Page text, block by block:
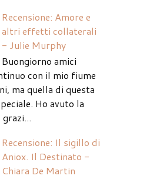
Recensione: Amore e
altri effetti collaterali
- Julie Murphy
Buongiorno amici
con il mio fiume
ma quella di questa
Ho avuto la
Recensione: Il sigillo di
Aniox. Il Destinato -
Chiara De Martin